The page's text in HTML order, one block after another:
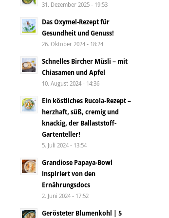
31. Dezember 2025 - 19:53
Das Oxymel-Rezept für
Gesundheit und Genuss!
26. Oktober 2024 - 18:24
Schnelles Bircher Müsli – mit
Chiasamen und Apfel
10. August 2024 - 14:36
Ein köstliches Rucola-Rezept –
herzhaft, süß, cremig und
knackig, der Ballaststoff-
Gartenteller!
5. Juli 2024 - 13:54
Grandiose Papaya-Bowl
inspiriert von den
Ernährungsdocs
2. Juni 2024 - 17:52
Gerösteter Blumenkohl | 5